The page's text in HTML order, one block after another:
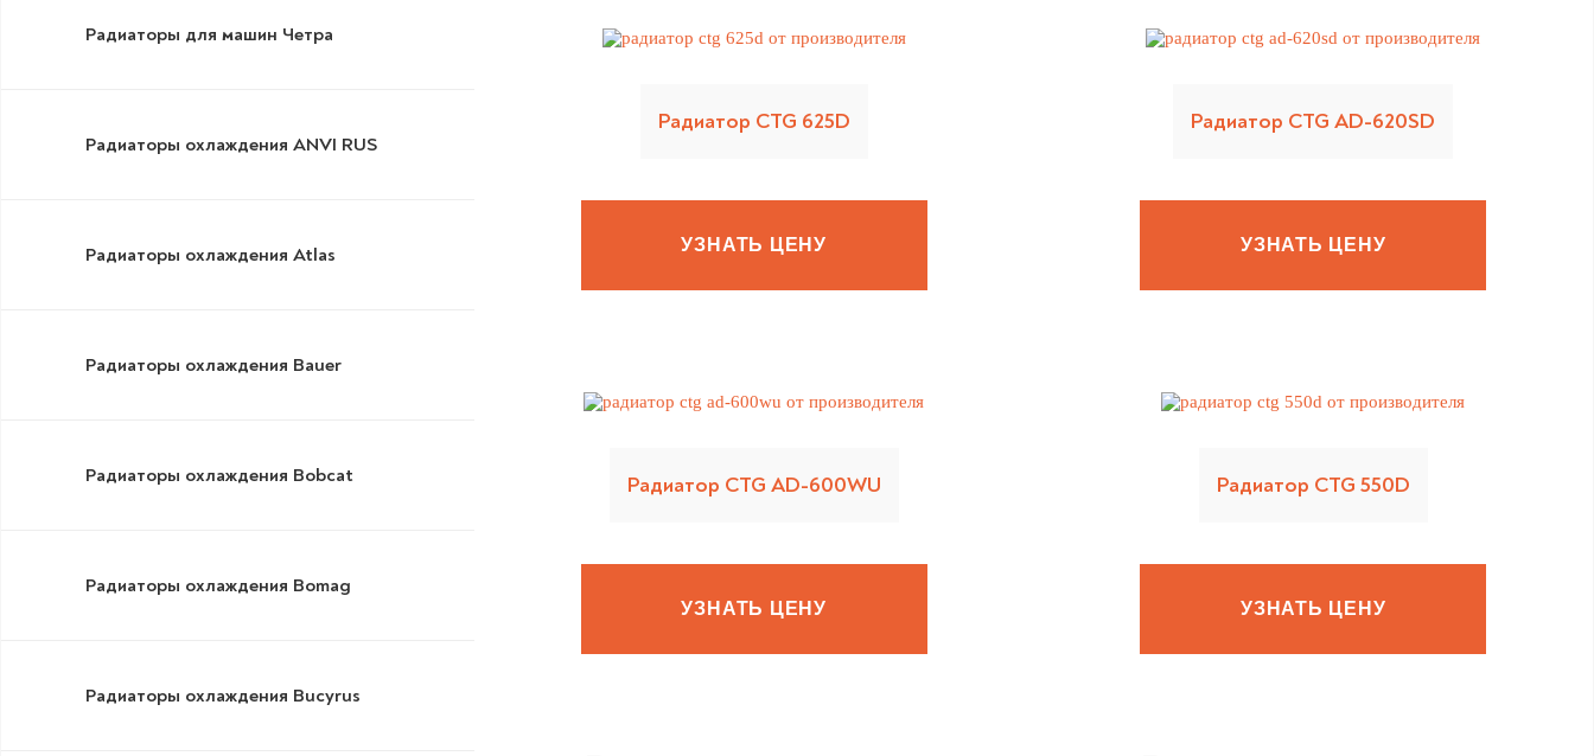
Радиаторы для машин Четра
Радиаторы охлаждения ANVI RUS
Радиаторы охлаждения Atlas
Радиаторы охлаждения Bauer
Радиаторы охлаждения Bobcat
Радиаторы охлаждения Bomag
Радиаторы охлаждения Bucyrus
Радиатор CTG 625D
УЗНАТЬ ЦЕНУ
Радиатор CTG AD-620SD
УЗНАТЬ ЦЕНУ
Радиатор CTG AD-600WU
УЗНАТЬ ЦЕНУ
Радиатор CTG 550D
УЗНАТЬ ЦЕНУ